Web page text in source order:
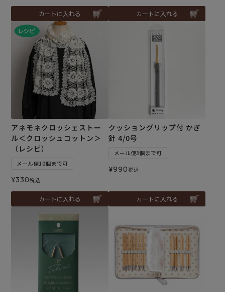
カートに入れる カートに入れる
アネモネクロッシェストー
ル＜クロッシュコットン＞
（レシピ）
メール便10個まで可
¥330税込
カートに入れる
クッショングリップ付 かぎ
針 4/0号
メール便3個まで可
¥990税込
カートに入れる